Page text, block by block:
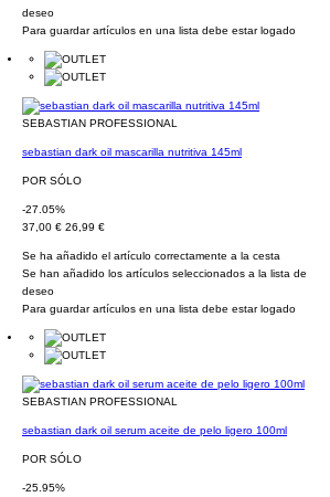
deseo
Para guardar artículos en una lista debe estar logado
SEBASTIAN PROFESSIONAL
sebastian dark oil mascarilla nutritiva 145ml
POR SÓLO
-27.05%
37,00 € 26,99 €
Se ha añadido el artículo correctamente a la cesta
Se han añadido los artículos seleccionados a la lista de
deseo
Para guardar artículos en una lista debe estar logado
SEBASTIAN PROFESSIONAL
sebastian dark oil serum aceite de pelo ligero 100ml
POR SÓLO
-25.95%